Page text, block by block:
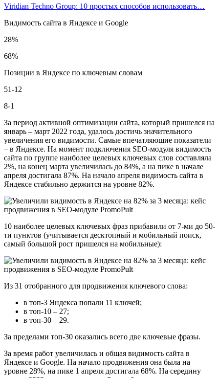
Viridian Techno Group: 10 простых способов использовать…
Видимость сайта в Яндексе и Google
28%
68%
Позиции в Яндексе по ключевым словам
51-12
8-1
За период активной оптимизации сайта, который пришелся на
январь – март 2022 года, удалось достичь значительного
увеличения его видимости. Самые впечатляющие показатели
– в Яндексе. На момент подключения SEO-модуля видимость
сайта по группе наиболее целевых ключевых слов составляла
2%, на конец марта увеличилась до 84%, а на пике в начале
апреля достигала 87%. На начало апреля видимость сайта в
Яндексе стабильно держится на уровне 82%.
10 наиболее целевых ключевых фраз прибавили от 7-ми до 50-
ти пунктов (учитывается десктопный и мобильный поиск,
самый большой рост пришелся на мобильные):
Из 31 отобранного для продвижения ключевого слова:
в топ-3 Яндекса попали 11 ключей;
в топ-10 – 27;
в топ-30 – 29.
За пределами топ-30 оказались всего две ключевые фразы.
За время работ увеличилась и общая видимость сайта в
Яндексе и Google. На начало продвижения она была на
уровне 28%, на пике 1 апреля достигала 68%. На середину